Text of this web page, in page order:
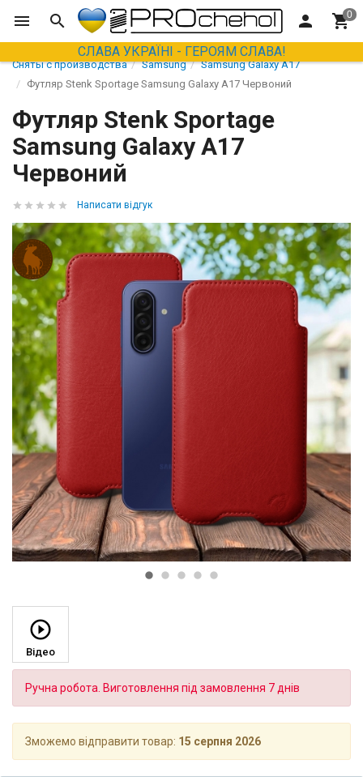
СЛАВА УКРАЇНІ - ГЕРОЯМ СЛАВА!
Сняты с производства Samsung
Samsung Galaxy A17
Футляр Stenk Sportage Samsung Galaxy A17 Червоний
Футляр Stenk Sportage
Samsung Galaxy A17
Червоний
Написати відгук
Відео
Ручна робота. Виготовлення під замовлення 7 днів
Зможемо відправити товар: 15 серпня 2026